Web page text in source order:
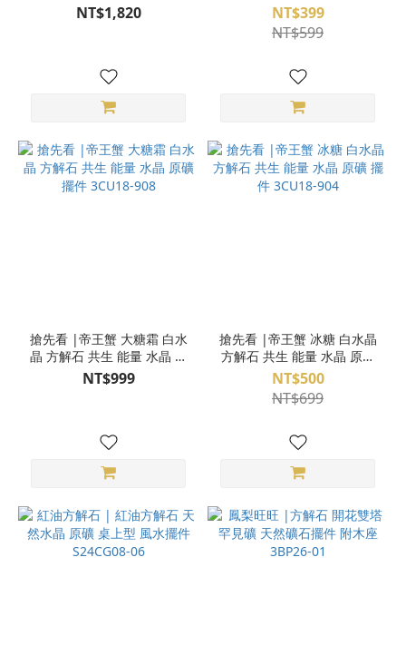
石 原礦 桌上型 風水擺件
S24CG08-17
NT$1,820
晶 原礦 擺件 3CU18-909
NT$399
NT$599
搶先看 |帝王蟹 大糖霜 白水
晶 方解石 共生 能量 水晶 原
礦 擺件 3CU18-908
NT$999
搶先看 |帝王蟹 冰糖 白水晶
方解石 共生 能量 水晶 原礦
擺件 3CU18-904
NT$500
NT$699